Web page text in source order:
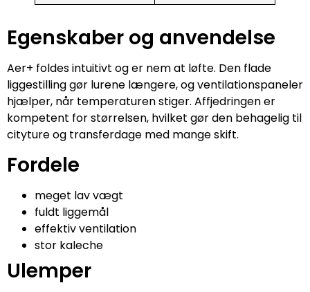
Egenskaber og anvendelse
Aer+ foldes intuitivt og er nem at løfte. Den flade
liggestilling gør lurene længere, og ventilationspaneler
hjælper, når temperaturen stiger. Affjedringen er
kompetent for størrelsen, hvilket gør den behagelig til
cityture og transferdage med mange skift.
Fordele
meget lav vægt
fuldt liggemål
effektiv ventilation
stor kaleche
Ulemper